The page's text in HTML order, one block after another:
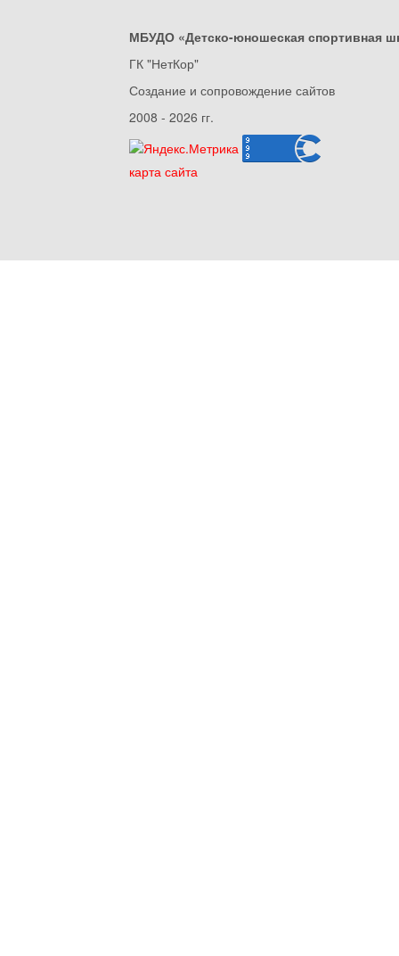
МБУДО «Детско-юношеская спортивная
ГК "НетКор"
Создание и сопровождение сайтов
2008 - 2026 гг.
карта сайта